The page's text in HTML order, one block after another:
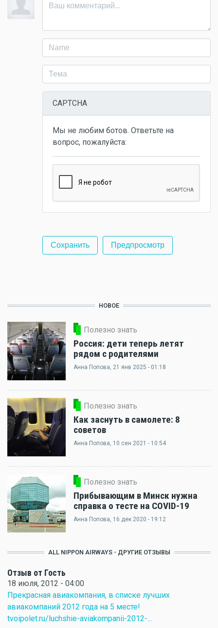
CAPTCHA
Мы не любим ботов. Ответьте на
вопрос, пожалуйста:
НОВОЕ
Полезно знать
Россия: дети теперь летят
рядом с родителями
Анна Попова, 21 янв 2025 - 01:18
Полезно знать
Как заснуть в самолете: 8
советов
Анна Попова, 10 сен 2021 - 10:54
Полезно знать
Прибывающим в Минск нужна
справка о тесте на COVID-19
Анна Попова, 16 дек 2020 - 19:12
ALL NIPPON AIRWAYS - ДРУГИЕ ОТЗЫВЫ
Отзыв от Гость
18 июля, 2012 - 04:00
Прекрасная авиакомпания, в списке лучших
авиакомпаний 2012 года на 5 месте!
tvoipolet.ru/luchshie-aviakompanii-2012-...